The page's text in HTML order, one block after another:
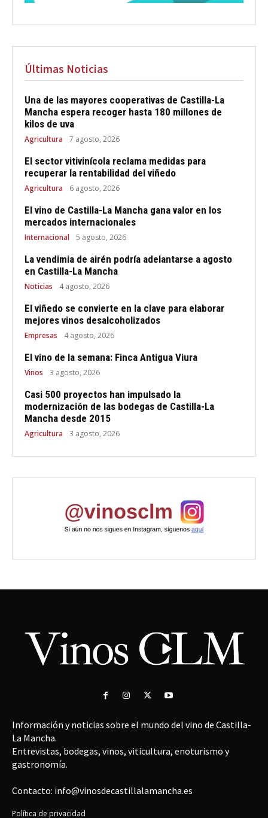
Últimas Noticias
Una de las mayores cooperativas de Castilla-La
Mancha espera recoger hasta 180 millones de
kilos de uva
Agricultura 7 agosto, 2026
El sector vitivinícola reclama medidas para
recuperar la rentabilidad del viñedo
Agricultura 6 agosto, 2026
El vino de Castilla-La Mancha gana valor en los
mercados internacionales
Internacional 5 agosto, 2026
La vendimia de airén podría adelantarse a agosto
en Castilla-La Mancha
Noticias 4 agosto, 2026
El viñedo se convierte en la clave para elaborar
mejores vinos desalcoholizados
Empresas 4 agosto, 2026
El vino de la semana: Finca Antigua Viura
Vinos 3 agosto, 2026
Casi 500 proyectos han impulsado la
modernización de las bodegas de Castilla-La
Mancha desde 2015
Agricultura 3 agosto, 2026
Información y noticias sobre el mundo del vino de Castilla-
La Mancha.
Entrevistas, bodegas, vinos, viticultura, enoturismo y
gastronomía.
Contacto: info@vinosdecastillalamancha.es
Política de privacidad